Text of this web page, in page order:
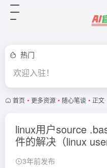
热门
欢迎入驻！
首页 • 更多资源 • 随心笔谈 • 正文
linux用户source
件的解决（linux
3年前发布